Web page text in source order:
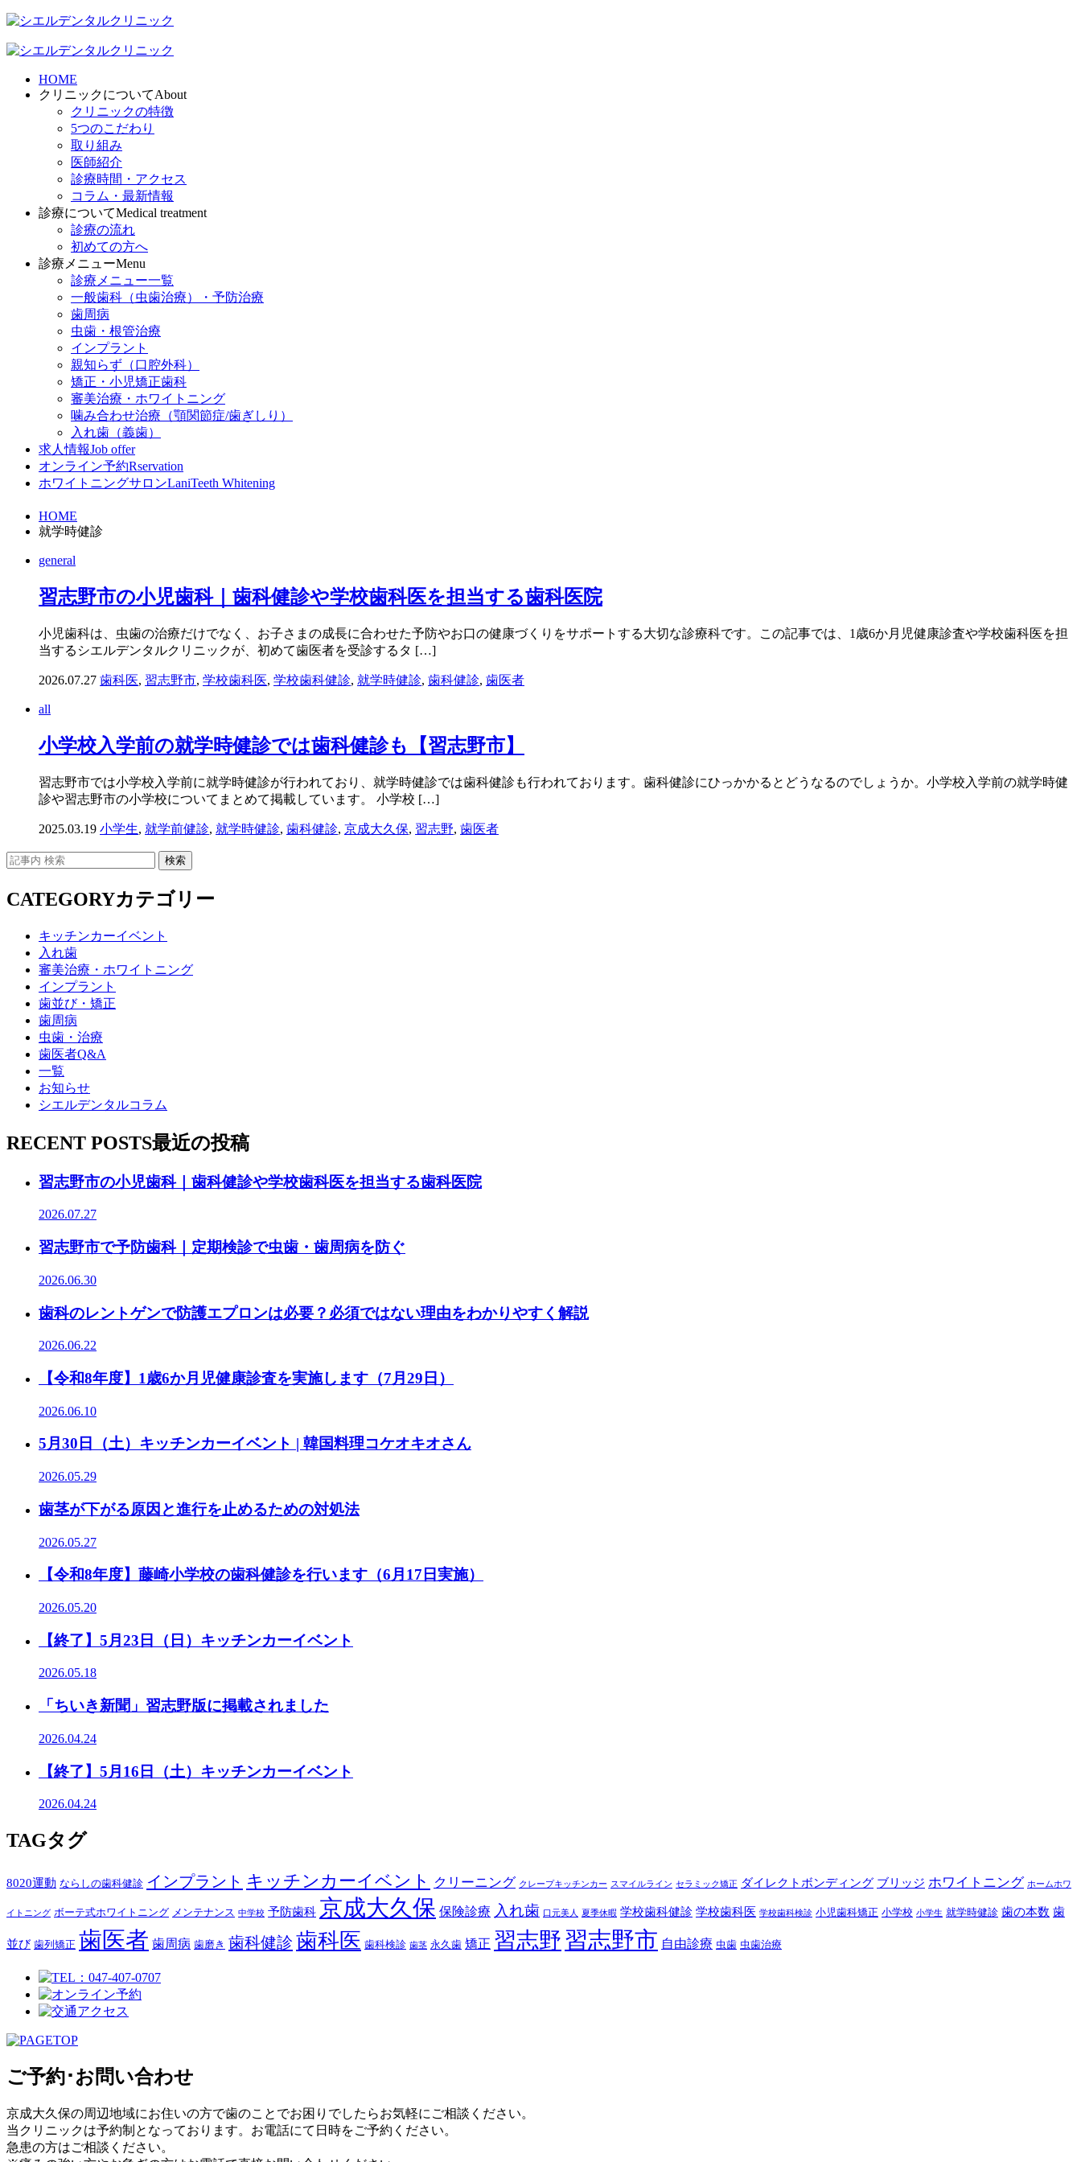
HOME
クリニックについてAbout
クリニックの特徴
5つのこだわり
取り組み
医師紹介
診療時間・アクセス
コラム・最新情報
診療についてMedical treatment
診療の流れ
初めての方へ
診療メニューMenu
診療メニュー一覧
一般歯科（虫歯治療）・予防治療
歯周病
虫歯・根管治療
インプラント
親知らず（口腔外科）
矯正・小児矯正歯科
審美治療・ホワイトニング
噛み合わせ治療（顎関節症/歯ぎしり）
入れ歯（義歯）
求人情報Job offer
オンライン予約Rservation
ホワイトニングサロンLaniTeeth Whitening
HOME
就学時健診
general
習志野市の小児歯科｜歯科健診や学校歯科医を担当する歯科医院
小児歯科は、虫歯の治療だけでなく、お子さまの成長に合わせた予防やお口の健康づくりをサポートする大切な診療科です。この記事では、1歳6か月児健康診査や学校歯科医を担
当するシエルデンタルクリニックが、初めて歯医者を受診するタ […]
2026.07.27 歯科医, 習志野市, 学校歯科医, 学校歯科健診, 就学時健診, 歯科健診, 歯医者
all
小学校入学前の就学時健診では歯科健診も【習志野市】
習志野市では小学校入学前に就学時健診が行われており、就学時健診では歯科健診も行われております。歯科健診にひっかかるとどうなるのでしょうか。小学校入学前の就学時健
診や習志野市の小学校についてまとめて掲載しています。 小学校 […]
2025.03.19 小学生, 就学前健診, 就学時健診, 歯科健診, 京成大久保, 習志野, 歯医者
CATEGORYカテゴリー
キッチンカーイベント
入れ歯
審美治療・ホワイトニング
インプラント
歯並び・矯正
歯周病
虫歯・治療
歯医者Q&A
一覧
お知らせ
シエルデンタルコラム
RECENT POSTS最近の投稿
習志野市の小児歯科｜歯科健診や学校歯科医を担当する歯科医院
2026.07.27
習志野市で予防歯科｜定期検診で虫歯・歯周病を防ぐ
2026.06.30
歯科のレントゲンで防護エプロンは必要？必須ではない理由をわかりやすく解説
2026.06.22
【令和8年度】1歳6か月児健康診査を実施します（7月29日）
2026.06.10
5月30日（土）キッチンカーイベント | 韓国料理コケオキオさん
2026.05.29
歯茎が下がる原因と進行を止めるための対処法
2026.05.27
【令和8年度】藤崎小学校の歯科健診を行います（6月17日実施）
2026.05.20
【終了】5月23日（日）キッチンカーイベント
2026.05.18
「ちいき新聞」習志野版に掲載されました
2026.04.24
【終了】5月16日（土）キッチンカーイベント
2026.04.24
TAGタグ
8020運動 ならしの歯科健診 インプラント キッチンカーイベント クリーニング クレープキッチンカー スマイルライン セラミック矯正 ダイレクトボンディング ブリッジ ホワイトニング ホームホワ
イトニング ボーテ式ホワイトニング メンテナンス 中学校 予防歯科 京成大久保 保険診療 入れ歯 口元美人 夏季休暇 学校歯科健診 学校歯科医 学校歯科検診 小児歯科矯正 小学校 小学生 就学時健診 歯の本数 歯
並び 歯列矯正 歯医者 歯周病 歯磨き 歯科健診 歯科医 歯科検診 歯茎 永久歯 矯正 習志野習志野市 自由診療 虫歯 虫歯治療
ご予約･お問い合わせ
京成大久保の周辺地域にお住いの方で歯のことでお困りでしたらお気軽にご相談ください。
当クリニックは予約制となっております。お電話にて日時をご予約ください。
急患の方はご相談ください。